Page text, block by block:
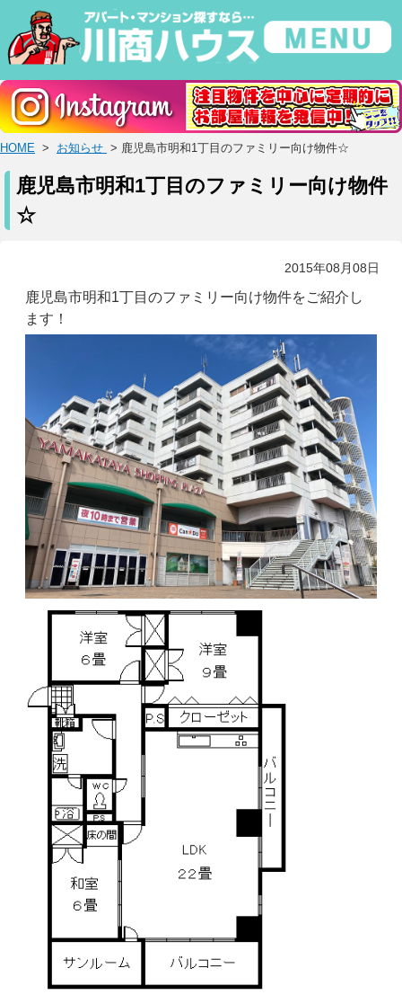
HOME > お知らせ > 鹿児島市明和1丁目のファミリー向け物件☆
鹿児島市明和1丁目のファミリー向け物件
☆
2015年08月08日
鹿児島市明和1丁目のファミリー向け物件をご紹介し
ます！